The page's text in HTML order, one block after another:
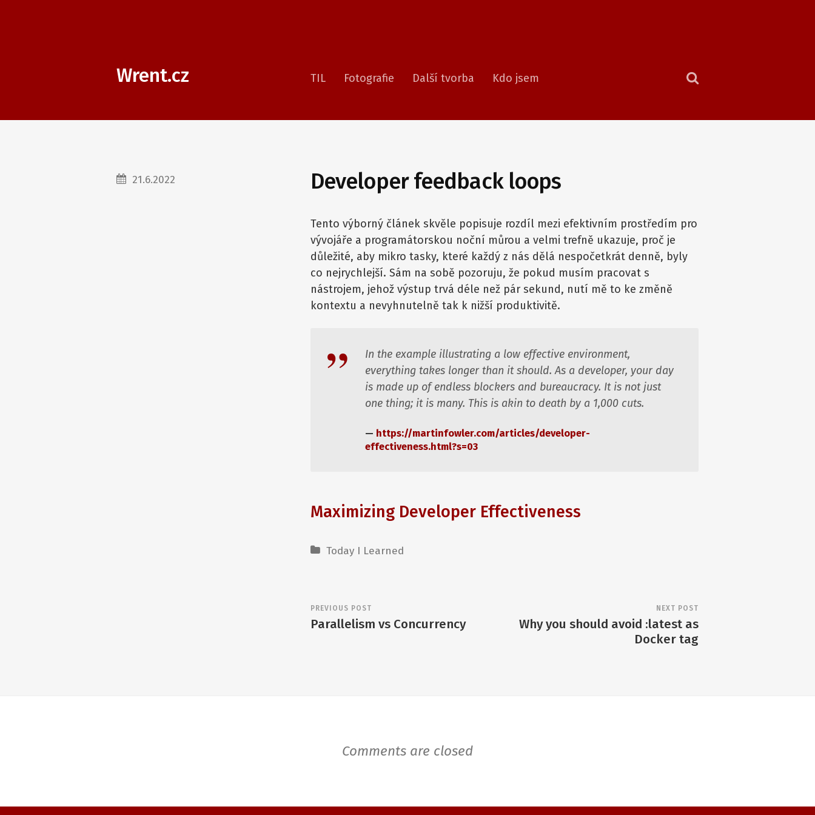
Wrent.cz TIL Fotografie Další tvorba Kdo jsem
Developer feedback loops
21.6.2022
Tento výborný článek skvěle popisuje rozdíl mezi efektivním prostředím pro
vývojáře a programátorskou noční můrou a velmi trefně ukazuje, proč je
důležité, aby mikro tasky, které každý z nás dělá nespočetkrát denně, byly
co nejrychlejší. Sám na sobě pozoruju, že pokud musím pracovat s
nástrojem, jehož výstup trvá déle než pár sekund, nutí mě to ke změně
kontextu a nevyhnutelně tak k nižší produktivitě.
In the example illustrating a low effective environment,
everything takes longer than it should. As a developer, your day
is made up of endless blockers and bureaucracy. It is not just
one thing; it is many. This is akin to death by a 1,000 cuts.
https://martinfowler.com/articles/developer-
effectiveness.html?s=03
Maximizing Developer Effectiveness
Today I Learned
PREVIOUS POST
Parallelism vs Concurrency
NEXT POST
Why you should avoid :latest as
Docker tag
Comments are closed